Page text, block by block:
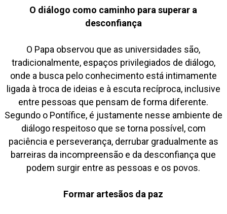
O diálogo como caminho para superar a
desconfiança
O Papa observou que as universidades são,
tradicionalmente, espaços privilegiados de diálogo,
onde a busca pelo conhecimento está intimamente
ligada à troca de ideias e à escuta recíproca, inclusive
entre pessoas que pensam de forma diferente.
Segundo o Pontífice, é justamente nesse ambiente de
diálogo respeitoso que se torna possível, com
paciência e perseverança, derrubar gradualmente as
barreiras da incompreensão e da desconfiança que
podem surgir entre as pessoas e os povos.
Formar artesãos da paz